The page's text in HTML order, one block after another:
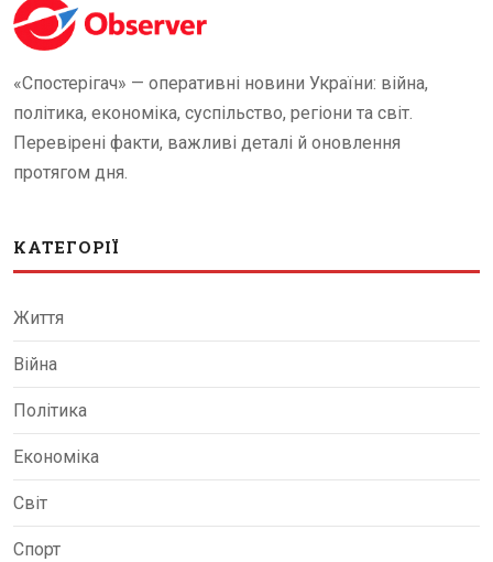
«Спостерігач» — оперативні новини України: війна,
політика, економіка, суспільство, регіони та світ.
Перевірені факти, важливі деталі й оновлення
протягом дня.
КАТЕГОРІЇ
Життя
Війна
Політика
Економіка
Світ
Спорт